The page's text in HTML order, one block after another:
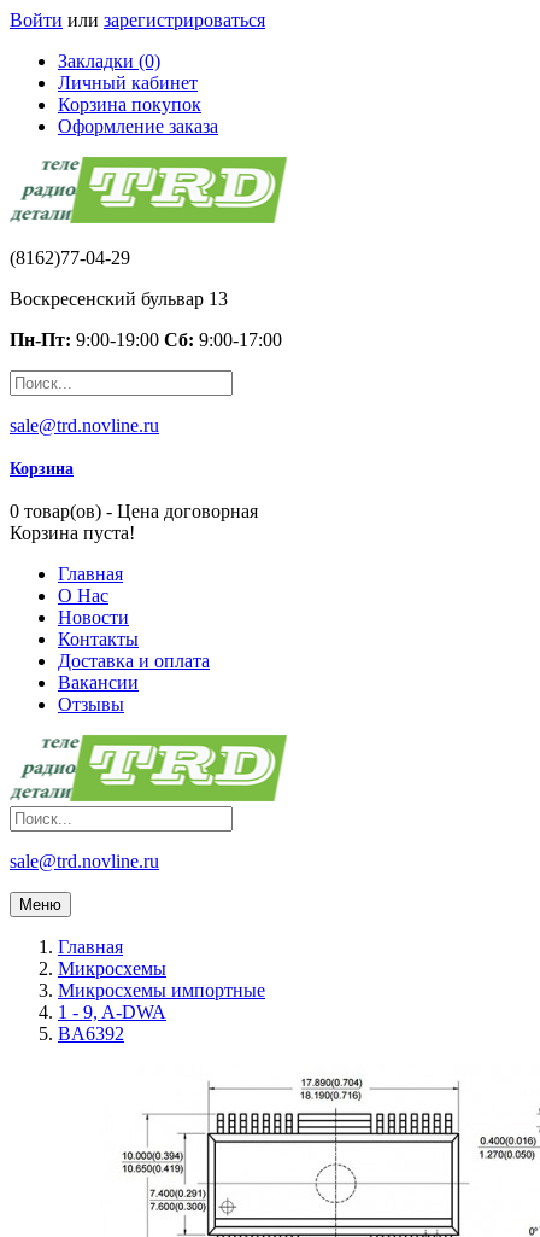
Войти или зарегистрироваться
Закладки (0)
Личный кабинет
Корзина покупок
Оформление заказа
(8162)77-04-29
Воскресенский бульвар 13
Пн-Пт: 9:00-19:00 Сб: 9:00-17:00
sale@trd.novline.ru
Корзина
0 товар(ов) - Цена договорная
Корзина пуста!
Главная
О Нас
Новости
Контакты
Доставка и оплата
Вакансии
Отзывы
sale@trd.novline.ru
Меню
Главная
Микросхемы
Микросхемы импортные
1 - 9, A-DWA
BA6392